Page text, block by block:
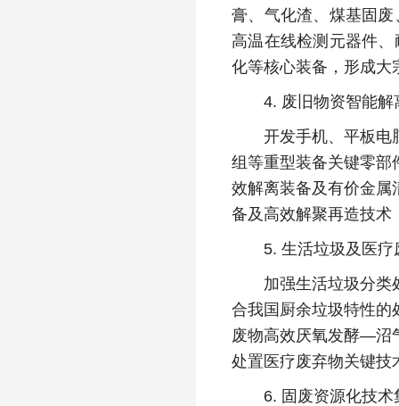
膏、气化渣、煤基固
高温在线检测元器件
化等核心装备，形成大
4. 废旧物资智能解
开发手机、平板电脑
组等重型装备关键零部
效解离装备及有价金属
备及高效解聚再造技术
5. 生活垃圾及医疗
加强生活垃圾分类处
合我国厨余垃圾特性的
废物高效厌氧发酵—沼
处置医疗废弃物关键技
6. 固废资源化技术